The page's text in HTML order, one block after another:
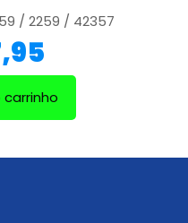
/ 2259 / 42357